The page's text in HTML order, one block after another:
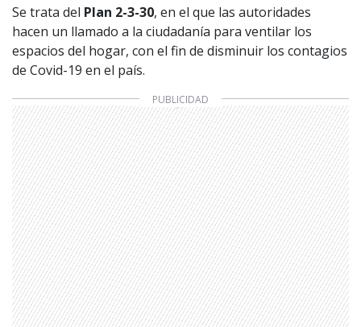
Se trata del Plan 2-3-30, en el que las autoridades
hacen un llamado a la ciudadanía para ventilar los
espacios del hogar, con el fin de disminuir los contagios
de Covid-19 en el país.